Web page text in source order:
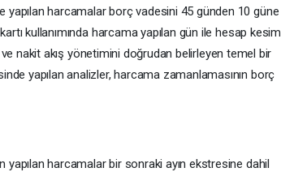
yapılan harcamalar borç vadesini 45 günden 10 güne
kullanımında harcama yapılan gün ile hesap kesim
nakit akış yönetimini doğrudan belirleyen temel bir
yapılan analizler, harcama zamanlamasının borç
harcamalar bir sonraki ayın ekstresine dahil